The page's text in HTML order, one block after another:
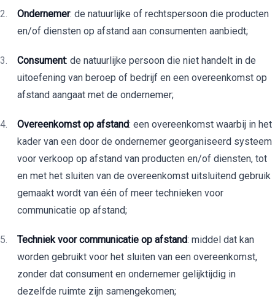
Ondernemer: de natuurlijke of rechtspersoon die producten
en/of diensten op afstand aan consumenten aanbiedt;
Consument: de natuurlijke persoon die niet handelt in de
uitoefening van beroep of bedrijf en een overeenkomst op
afstand aangaat met de ondernemer;
Overeenkomst op afstand: een overeenkomst waarbij in het
kader van een door de ondernemer georganiseerd systeem
voor verkoop op afstand van producten en/of diensten, tot
en met het sluiten van de overeenkomst uitsluitend gebruik
gemaakt wordt van één of meer technieken voor
communicatie op afstand;
Techniek voor communicatie op afstand: middel dat kan
worden gebruikt voor het sluiten van een overeenkomst,
zonder dat consument en ondernemer gelijktijdig in
dezelfde ruimte zijn samengekomen;